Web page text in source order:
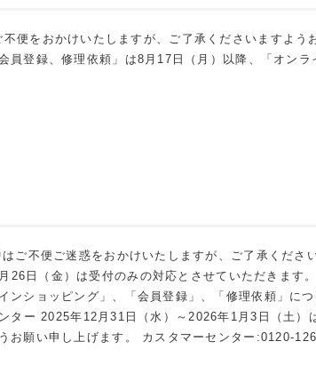
便をおかけいたしますが、ご了承くださいますよう
登録、修理依頼」は8月17日（月）以降、「オン
不便ご迷惑をおかけいたしますが、ご了承くださ
日（金）は受付のみの対応とさせていただきます
ショッピング」、「会員登録」、「修理依頼」につ
ー 2025年12月31日（水）～2026年1月3日（土）
お願い申し上げます。 カスタマーセンター:0120-